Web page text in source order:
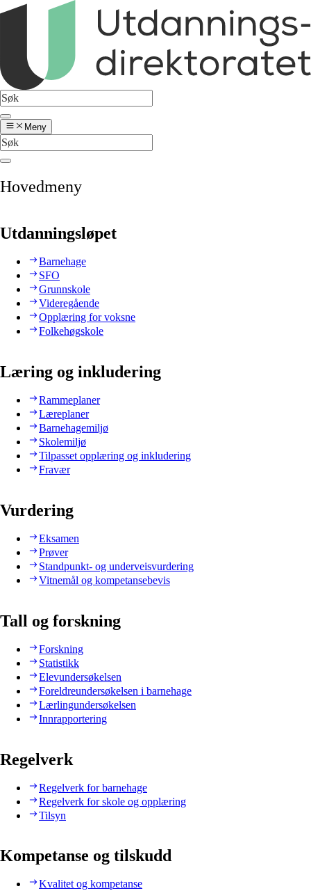
Meny
Hovedmeny
Utdanningsløpet
Barnehage
SFO
Grunnskole
Videregående
Opplæring for voksne
Folkehøgskole
Læring og inkludering
Rammeplaner
Læreplaner
Barnehagemiljø
Skolemiljø
Tilpasset opplæring og inkludering
Fravær
Vurdering
Eksamen
Prøver
Standpunkt- og underveisvurdering
Vitnemål og kompetansebevis
Tall og forskning
Forskning
Statistikk
Elevundersøkelsen
Foreldreundersøkelsen i barnehage
Lærlingundersøkelsen
Innrapportering
Regelverk
Regelverk for barnehage
Regelverk for skole og opplæring
Tilsyn
Kompetanse og tilskudd
Kvalitet og kompetanse